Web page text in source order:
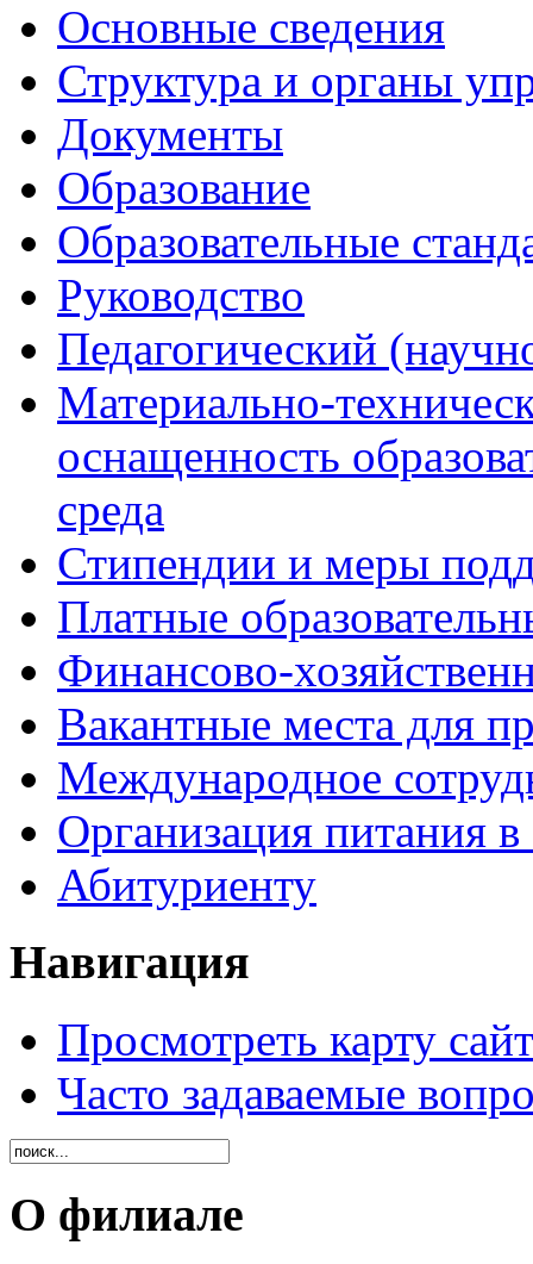
Основные сведения
Структура и органы
Документы
Образование
Образовательные
Руководство
Педагогический
Материально-
оснащенность
среда
Стипендии и меры
Платные
Финансово-
Вакантные места для
Международное
Организация питания в
Абитуриенту
Навигация
Просмотреть карту
Часто задаваемые
О филиале